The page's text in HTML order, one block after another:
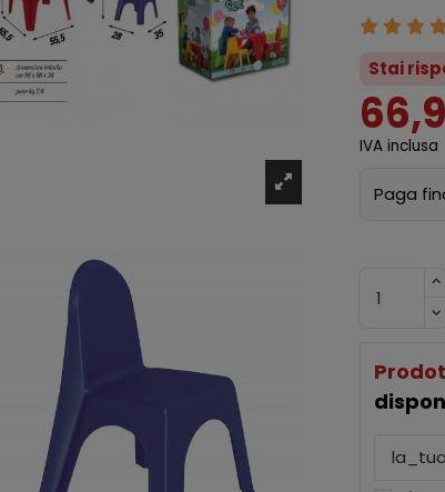
Stai
IVA inclusa
Paga